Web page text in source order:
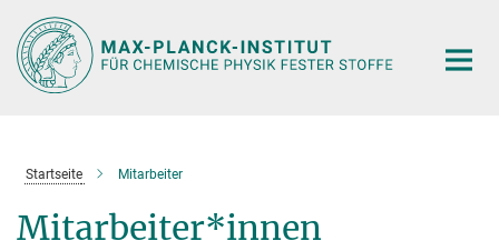
Hauptinhalt
Startseite Mitarbeiter
Mitarbeiter*innen